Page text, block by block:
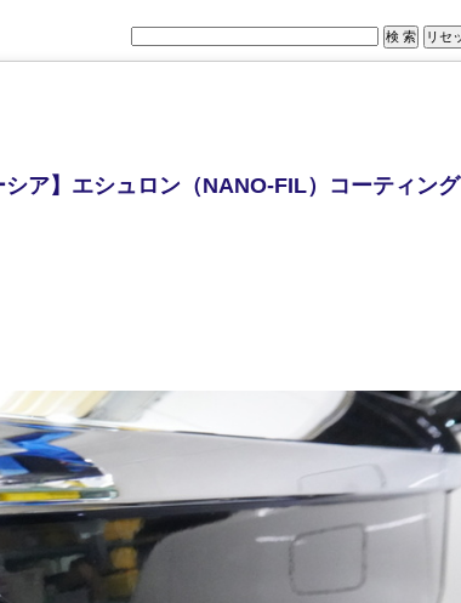
ア】エシュロン（NANO-FIL）コーティング